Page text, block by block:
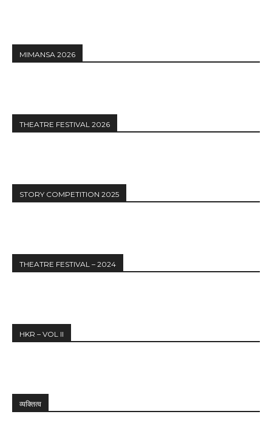
MIMANSA 2026
THEATRE FESTIVAL 2026
STORY COMPETITION 2025
THEATRE FESTIVAL – 2024
HKR – VOL II
व्यक्तित्व